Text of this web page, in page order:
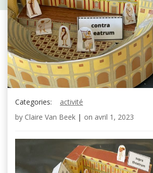
Categories:
activité
by Claire Van Beek | on avril 1, 2023